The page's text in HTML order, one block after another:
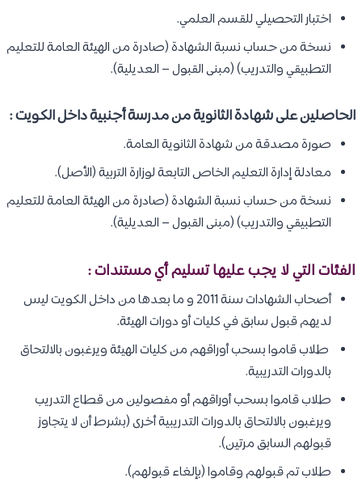
اختبار التحصيلي للقسم العلمي.
نسخة من حساب نسبة الشهادة (صادرة من الهيئة العامة للتعليم
التطبيقي والتدريب) (مبنى القبول – العديلية).
الحاصلين على شهادة الثانوية من مدرسة أجنبية داخل الكويت :
صورة مصدقة من شهادة الثانوية العامة.
معادلة إدارة التعليم الخاص التابعة لوزارة التربية (الأصل).
نسخة من حساب نسبة الشهادة (صادرة من الهيئة العامة للتعليم
التطبيقي والتدريب) (مبنى القبول – العديلية).
الفئات التي لا يجب عليها تسليم أي مستندات :
أصحاب الشهادات سنة 2011 و ما بعدها من داخل الكويت ليس
لديهم قبول سابق في كليات أو دورات الهيئة.
طلاب قاموا بسحب أوراقهم من كليات الهيئة ويرغبون بالالتحاق
بالدورات التدريبية.
طلاب قاموا بسحب أوراقهم أو مفصولين من قطاع التدريب
ويرغبون بالالتحاق بالدورات التدريبية أخرى (بشرط أن لا يتجاوز
قبولهم السابق مرتين).
طلاب تم قبولهم وقاموا (بإلغاء قبولهم).